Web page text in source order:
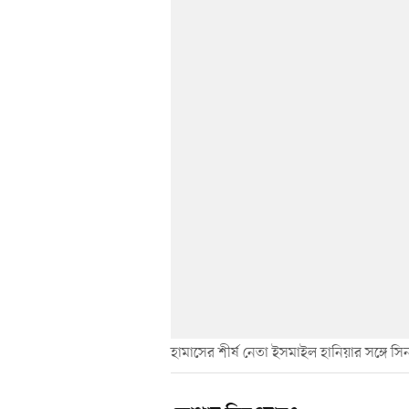
হামাসের শীর্ষ নেতা ইসমাইল হানিয়ার সঙ্গে